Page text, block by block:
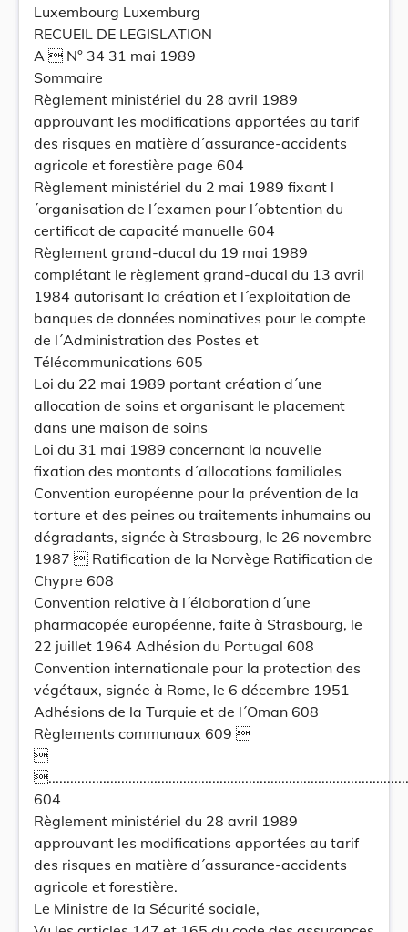
Luxembourg Luxemburg
RECUEIL DE LEGISLATION
A  N° 34 31 mai 1989
Sommaire
Règlement ministériel du 28 avril 1989
approuvant les modifications apportées au tarif
des risques en matière d´assurance-accidents
agricole et forestière page 604
Règlement ministériel du 2 mai 1989 fixant l
´organisation de l´examen pour l´obtention du
certificat de capacité manuelle 604
Règlement grand-ducal du 19 mai 1989
complétant le règlement grand-ducal du 13 avril
1984 autorisant la création et l´exploitation de
banques de données nominatives pour le compte
de l´Administration des Postes et
Télécommunications 605
Loi du 22 mai 1989 portant création d´une
allocation de soins et organisant le placement
dans une maison de soins
Loi du 31 mai 1989 concernant la nouvelle
fixation des montants d´allocations familiales
Convention européenne pour la prévention de la
torture et des peines ou traitements inhumains ou
dégradants, signée à Strasbourg, le 26 novembre
1987  Ratification de la Norvège Ratification de
Chypre 608
Convention relative à l´élaboration d´une
pharmacopée européenne, faite à Strasbourg, le
22 juillet 1964 Adhésion du Portugal 608
Convention internationale pour la protection des
végétaux, signée à Rome, le 6 décembre 1951
Adhésions de la Turquie et de l´Oman 608
Règlements communaux 609 

604
Règlement ministériel du 28 avril 1989
approuvant les modifications apportées au tarif
des risques en matière d´assurance-accidents
agricole et forestière.
Le Ministre de la Sécurité sociale,